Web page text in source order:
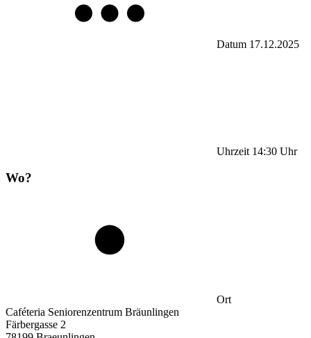
Datum 17.12.2025
Uhrzeit 14:30 Uhr
Wo?
Ort
Caféteria Seniorenzentrum Bräunlingen
Färbergasse 2